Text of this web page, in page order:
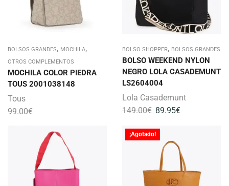
BOLSOS GRANDES, MOCHILA,
OTROS COMPLEMENTOS
MOCHILA COLOR PIEDRA
TOUS 2001038148
Tous
99.00€
BOLSO SHOPPER, BOLSOS GRANDES
BOLSO WEEKEND NYLON
NEGRO LOLA CASADEMUNT
LS2604004
Lola Casademunt
149.00€ 89.95€
¡Agotado!